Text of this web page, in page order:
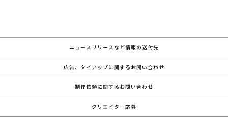
ニュースリリースなど情報の送付先
広告、タイアップに関するお問い合わせ
制作依頼に関するお問い合わせ
クリエイター応募